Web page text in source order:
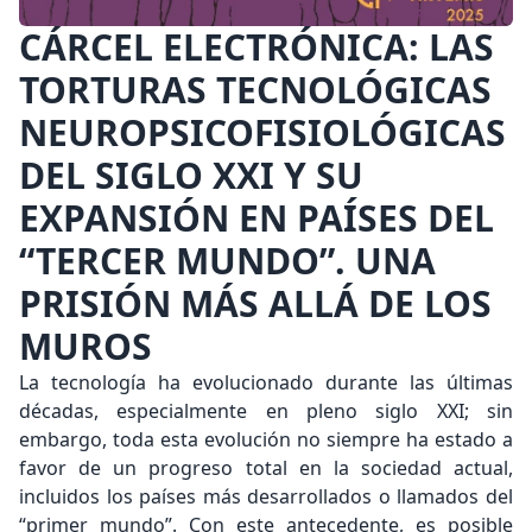
CÁRCEL ELECTRÓNICA: LAS
TORTURAS TECNOLÓGICAS
NEUROPSICOFISIOLÓGICAS
DEL SIGLO XXI Y SU
EXPANSIÓN EN PAÍSES DEL
“TERCER MUNDO”. UNA
PRISIÓN MÁS ALLÁ DE LOS
MUROS
La tecnología ha evolucionado durante las últimas
décadas, especialmente en pleno siglo XXI; sin
embargo, toda esta evolución no siempre ha estado a
favor de un progreso total en la sociedad actual,
incluidos los países más desarrollados o llamados del
“primer mundo”. Con este antecedente, es posible